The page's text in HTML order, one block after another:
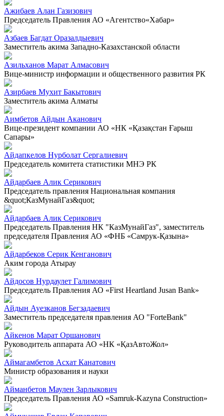
Ажибаев Алан Газизович
Председатель Правления АО «Агентство«Хабар»
Азбаев Багдат Оразалдыевич
Заместитель акима Западно-Казахстанской области
Азильханов Марат Алмасович
Вице-министр информации и общественного развития РК
Азирбаев Мухит Бакытович
Заместитель акима Алматы
Аимбетов Айдын Аканович
Вице-президент компании АО «НК «Қазақстан Ғарыш
Сапары»
Айдапкелов Нурболат Сергалиевич
Председатель комитета статистики МНЭ РК
Айдарбаев Алик Серикович
Председатель правления Национальная компания
&quot;КазМунайГаз&quot;
Айдарбаев Алик Серикович
Председатель Правления НК "КазМунайГаз", заместитель
председателя Правления АО «ФНБ «Самрук-Қазына»
Айдарбеков Серик Кенганович
Аким города Атырау
Айдосов Нурдаулет Галимович
Председатель Правления АО «First Heartland Jusan Bank»
Айдын Ауезканов Бегзадаевич
Заместитель председателя правления АО "ForteBank"
Айкенов Марат Оршанович
Руководитель аппарата АО «НК «ҚазАвтоЖол»
Аймагамбетов Асхат Канатович
Министр образования и науки
Айманбетов Маулен Зарлыкович
Председатель Правления АО «Samruk-Kazyna Construction»